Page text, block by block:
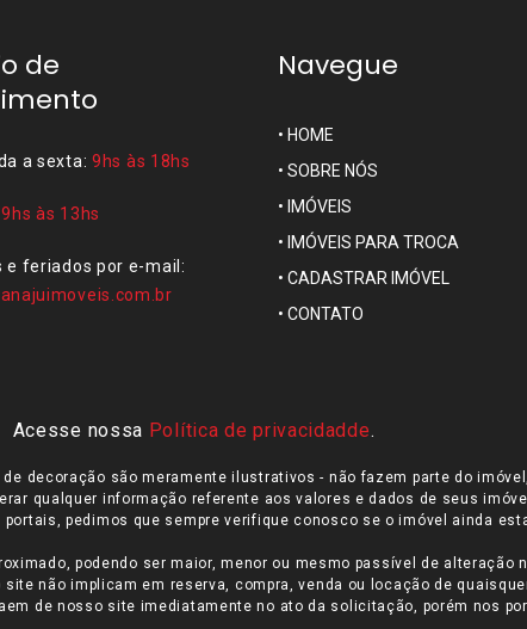
de
a sexta: 9hs às 18hs
9hs às 13hs
e feriados por e-mail:
Navegue
• HOME
• SOBRE NÓS
• IMÓVEIS
• IMÓVEIS PARA TROCA
• CADASTRAR IMÓVEL
• CONTATO
Acesse nossa Política de privacidadde.
decoração são meramente ilustrativos - não fazem parte do
qualquer informação referente aos valores e dados de seus
pedimos que sempre verifique conosco se o imóvel ainda
podendo ser maior, menor ou mesmo passível de alteração
não implicam em reserva, compra, venda ou locação de
de nosso site imediatamente no ato da solicitação, porém nos